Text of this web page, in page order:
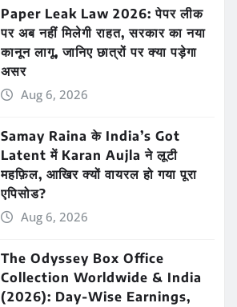
Paper Leak Law 2026: पेपर लीक
पर अब नहीं मिलेगी राहत, सरकार का नया
कानून लागू, जानिए छात्रों पर क्या पड़ेगा
असर
Aug 6, 2026
Samay Raina के India’s Got
Latent में Karan Aujla ने लूटी
महफ़िल, आखिर क्यों वायरल हो गया पूरा
एपिसोड?
Aug 6, 2026
The Odyssey Box Office
Collection Worldwide & India
(2026): Day-Wise Earnings,